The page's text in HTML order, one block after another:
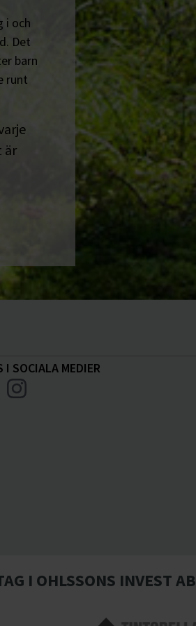
i och
Det
barn
runt
är
I SOCIALA MEDIER
I OHLSSONS INVEST AB